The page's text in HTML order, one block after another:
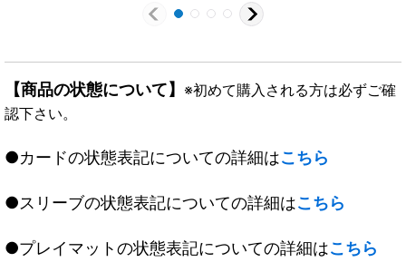
【商品の状態について】 ※初めて購入される方は必ずご確
認下さい。
●カードの状態表記についての詳細はこちら
●スリーブの状態表記についての詳細はこちら
●プレイマットの状態表記についての詳細はこちら